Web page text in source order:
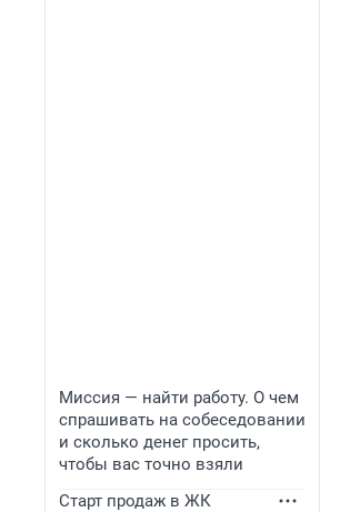
Миссия — найти работу. О чем
спрашивать на собеседовании
и сколько денег просить,
чтобы вас точно взяли
Старт продаж в ЖК